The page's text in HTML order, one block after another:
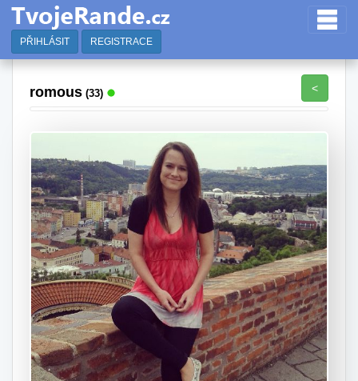
PŘIHLÁSIT REGISTRACE
romous (33) <